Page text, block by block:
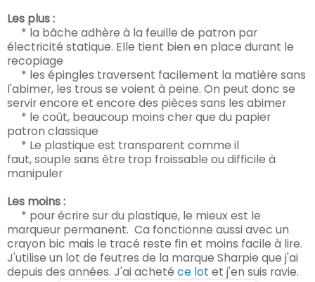
Les plus :
* la bâche adhère à la feuille de patron par
électricité statique. Elle tient bien en place durant le
recopiage
* les épingles traversent facilement la matière sans
l'abimer, les trous se voient à peine. On peut donc se
servir encore et encore des pièces sans les abimer
* le coût, beaucoup moins cher que du papier
patron classique
* Le plastique est transparent comme il
faut,souple sans être trop froissable ou difficile à
manipuler
Les moins :
* pour écrire sur du plastique, le mieux est le
marqueur permanent. Ca fonctionne aussi avec un
crayon bic mais le tracé reste fin et moins facile à lire.
J'utilise un lot de feutres de la marque Sharpie que j'ai
depuis des années. J'ai acheté ce lot et j'en suis ravie.